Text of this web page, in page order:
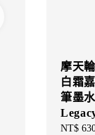
摩天
白霜
筆墨
Sale
NT$